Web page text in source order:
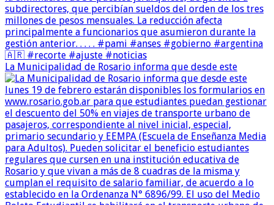
La Municipalidad de Rosario informa que desde este